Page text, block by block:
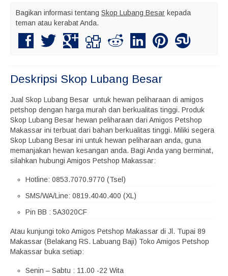
Bagikan informasi tentang Skop Lubang Besar kepada
teman atau kerabat Anda.
Deskripsi Skop Lubang Besar
Jual Skop Lubang Besar untuk hewan peliharaan di amigos
petshop dengan harga murah dan berkualitas tinggi. Produk
Skop Lubang Besar hewan peliharaan dari Amigos Petshop
Makassar ini terbuat dari bahan berkualitas tinggi. Miliki segera
Skop Lubang Besar ini untuk hewan peliharaan anda, guna
memanjakan hewan kesangan anda. Bagi Anda yang berminat,
silahkan hubungi Amigos Petshop Makassar:
Hotline: 0853.7070.9770 (Tsel)
SMS/WA/Line: 0819.4040.400 (XL)
Pin BB : 5A3020CF
Atau kunjungi toko Amigos Petshop Makassar di Jl. Tupai 89
Makassar (Belakang RS. Labuang Baji) Toko Amigos Petshop
Makassar buka setiap:
Senin – Sabtu : 11.00 -22 Wita